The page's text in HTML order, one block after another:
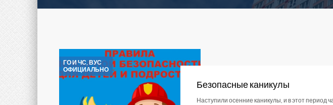
ГО И ЧС, ВУС
ОФИЦИАЛЬНО
Безопасные каникулы
Наступили осенние каникулы, и в этот период